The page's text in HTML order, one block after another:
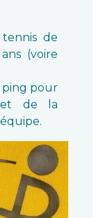
tennis de
(voire
ping pour
et de la